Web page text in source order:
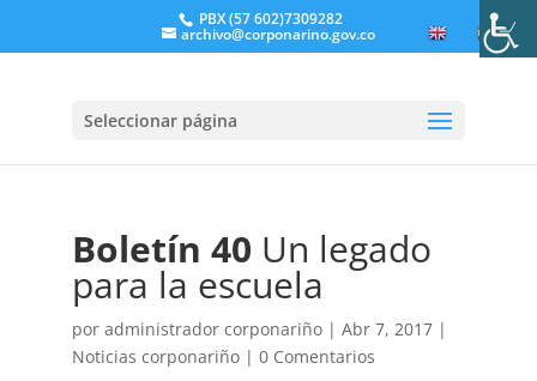
PBX (57 602)7309282
archivo@corponarino.gov.co
Seleccionar página
Boletín 40 Un legado
para la escuela
por administrador corponariño| Abr 7, 2017|
Noticias corponariño| 0 Comentarios
ES